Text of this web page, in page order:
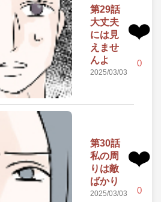
第29話
大丈夫
には見
えませ
んよ
2025/03/03
❤️
0
第30話
私の周
りは敵
ばかり
2025/03/03
❤️
0